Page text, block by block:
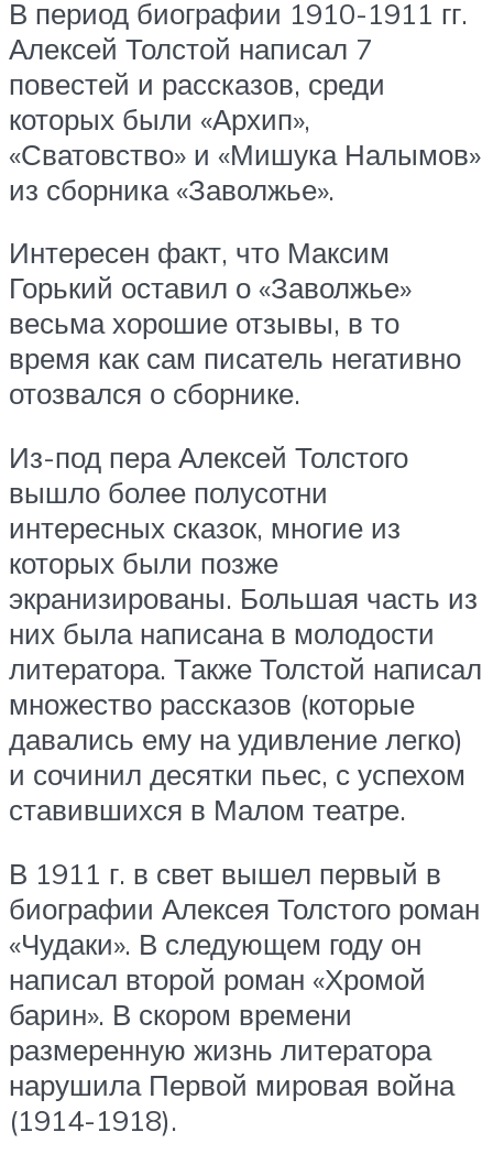
В период биографии 1910-1911 гг.
Алексей Толстой написал 7
повестей и рассказов, среди
которых были «Архип»,
«Сватовство» и «Мишука Налымов»
из сборника «Заволжье».
Интересен факт, что Максим
Горький оставил о «Заволжье»
весьма хорошие отзывы, в то
время как сам писатель негативно
отозвался о сборнике.
Из-под пера Алексей Толстого
вышло более полусотни
интересных сказок, многие из
которых были позже
экранизированы. Большая часть из
них была написана в молодости
литератора. Также Толстой написал
множество рассказов (которые
давались ему на удивление легко)
и сочинил десятки пьес, с успехом
ставившихся в Малом театре.
В 1911 г. в свет вышел первый в
биографии Алексея Толстого роман
«Чудаки». В следующем году он
написал второй роман «Хромой
барин». В скором времени
размеренную жизнь литератора
нарушила Первой мировая война
(1914-1918).